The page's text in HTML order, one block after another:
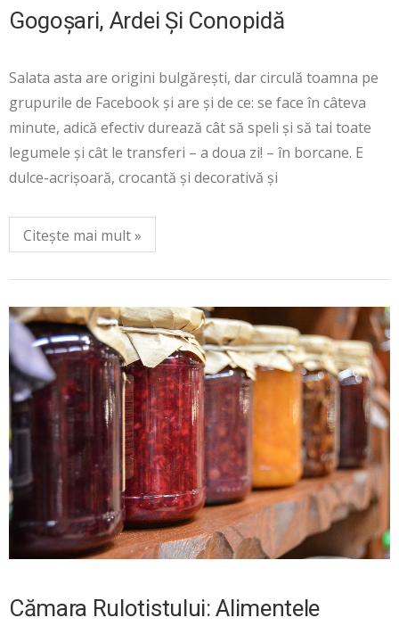
Gogoșari, Ardei Și Conopidă
Salata asta are origini bulgărești, dar circulă toamna pe
grupurile de Facebook și are și de ce: se face în câteva
minute, adică efectiv durează cât să speli și să tai toate
legumele și cât le transferi – a doua zi! – în borcane. E
dulce-acrișoară, crocantă și decorativă și
Citește mai mult »
Cămara Rulotistului: Alimentele